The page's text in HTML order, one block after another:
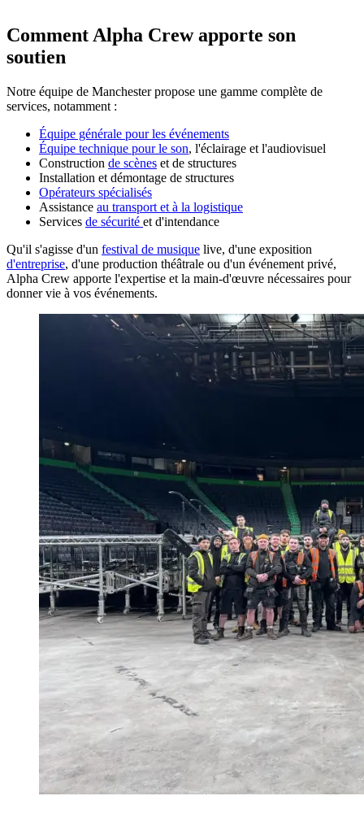
Comment Alpha Crew apporte son
soutien
Notre équipe de Manchester propose une gamme complète de
services, notamment :
Équipe générale pour les événements
Équipe technique pour le son, l'éclairage et l'audiovisuel
Construction de scènes et de structures
Installation et démontage de structures
Opérateurs spécialisés
Assistance au transport et à la logistique
Services de sécurité et d'intendance
Qu'il s'agisse d'un festival de musique live, d'une exposition
d'entreprise, d'une production théâtrale ou d'un événement privé,
Alpha Crew apporte l'expertise et la main-d'œuvre nécessaires pour
donner vie à vos événements.